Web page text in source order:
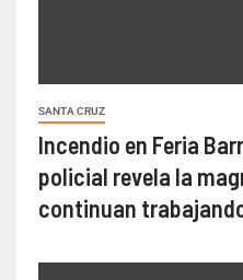
SANTA CRUZ
Incendio en Feria
policial revela la
continuan